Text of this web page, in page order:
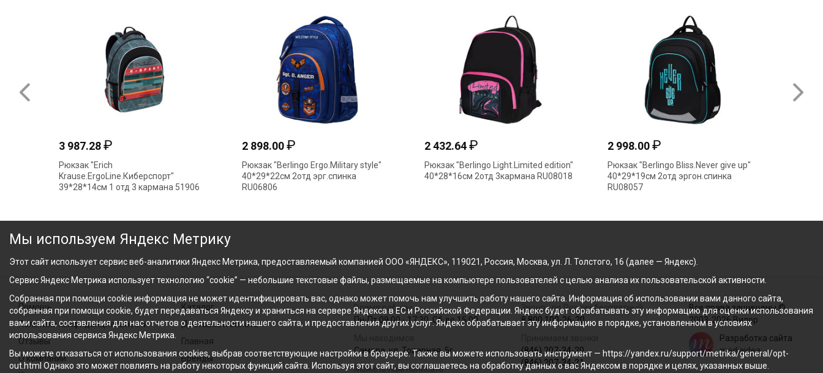
3 987.28₽
Рюкзак "Erich
Krause.ErgoLine.Киберспорт"
39*28*14см 1 отд 3 кармана 51906
2 898.00₽
Рюкзак "Berlingo Ergo.Military style"
40*29*22см 2отд эрг.спинка
RU06806
2 432.64₽
Рюкзак "Berlingo Light.Limited edition"
40*28*16см 2отд 3кармана RU08018
2 998.00₽
Рюкзак "Berlingo Bliss.Never give up"
40*29*19см 2отд эргон.спинка
RU08057
Помощь
Политика конфиденциальности
Отзывы
О компании
Каталог
Доставка и оплата
Главная
Бренды
Время работы
Пн-Пт 09:00 - 17:30, Сб до 15:00
Самара, ул. Товарная, 5г
Можете нам написать
Звонок по России бесплатный
8 800 100-26-20
(846) 207-34-20
(846) 207-34-21
Все права защищены ©
2003-2026 Вилор
Разработка сайта
mediaidea
Мы используем Яндекс Метрику
Этот сайт использует сервис веб-аналитики Яндекс Метрика, предоставляемый компанией ООО «ЯНДЕКС», 119021, Россия, Москва, ул. Л. Толстого, 16 (далее — Яндекс).
Сервис Яндекс Метрика использует технологию “cookie” — небольшие текстовые файлы, размещаемые на компьютере пользователей с целью анализа их пользовательской активности.
Собранная при помощи cookie информация не может идентифицировать вас, однако может помочь нам улучшить работу нашего сайта. Информация об использовании вами данного сайта,
собранная при помощи cookie, будет передаваться Яндексу и храниться на сервере Яндекса в ЕС и Российской Федерации. Яндекс будет обрабатывать эту информацию для оценки использования
вами сайта, составления для нас отчетов о деятельности нашего сайта, и предоставления других услуг. Яндекс обрабатывает эту информацию в порядке, установленном в условиях
использования сервиса Яндекс Метрика.
Вы можете отказаться от использования cookies, выбрав соответствующие настройки в браузере. Также вы можете использовать инструмент — https://yandex.ru/support/metrika/general/opt-
out.html Однако это может повлиять на работу некоторых функций сайта. Используя этот сайт, вы соглашаетесь на обработку данных о вас Яндексом в порядке и целях, указанных выше.